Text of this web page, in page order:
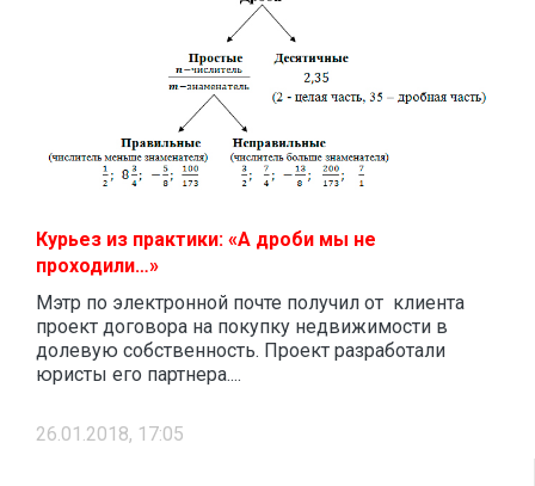
Курьез из практики: «А дроби мы не
проходили…»
Мэтр по электронной почте получил от клиента
проект договора на покупку недвижимости в
долевую собственность. Проект разработали
юристы его партнера....
26.01.2018, 17:05